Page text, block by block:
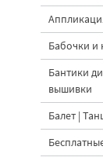
Бабочки и
Бантики
вышивки
Балет |